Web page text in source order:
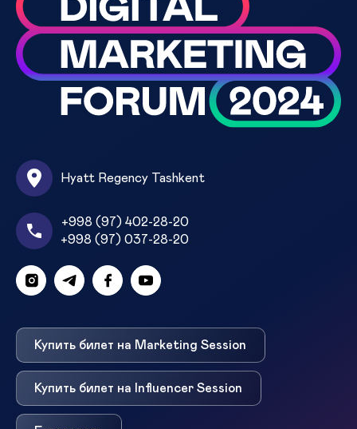
Hyatt Regency Tashkent
+998 (97) 402-28-20
+998 (97) 037-28-20
Купить билет на Marketing Session
Купить билет на Influencer Session